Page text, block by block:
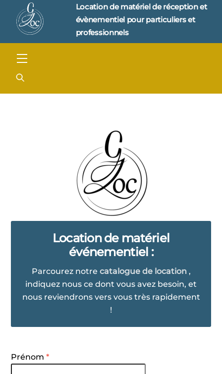
content
Location de matériel de réception et
évènementiel pour particuliers et
professionnels
Menu
Location de matériel
événementiel :
Parcourez notre catalogue de location,
indiquez nous ce dont vous avez besoin, et
nous reviendrons vers vous très rapidement
!
Prénom*